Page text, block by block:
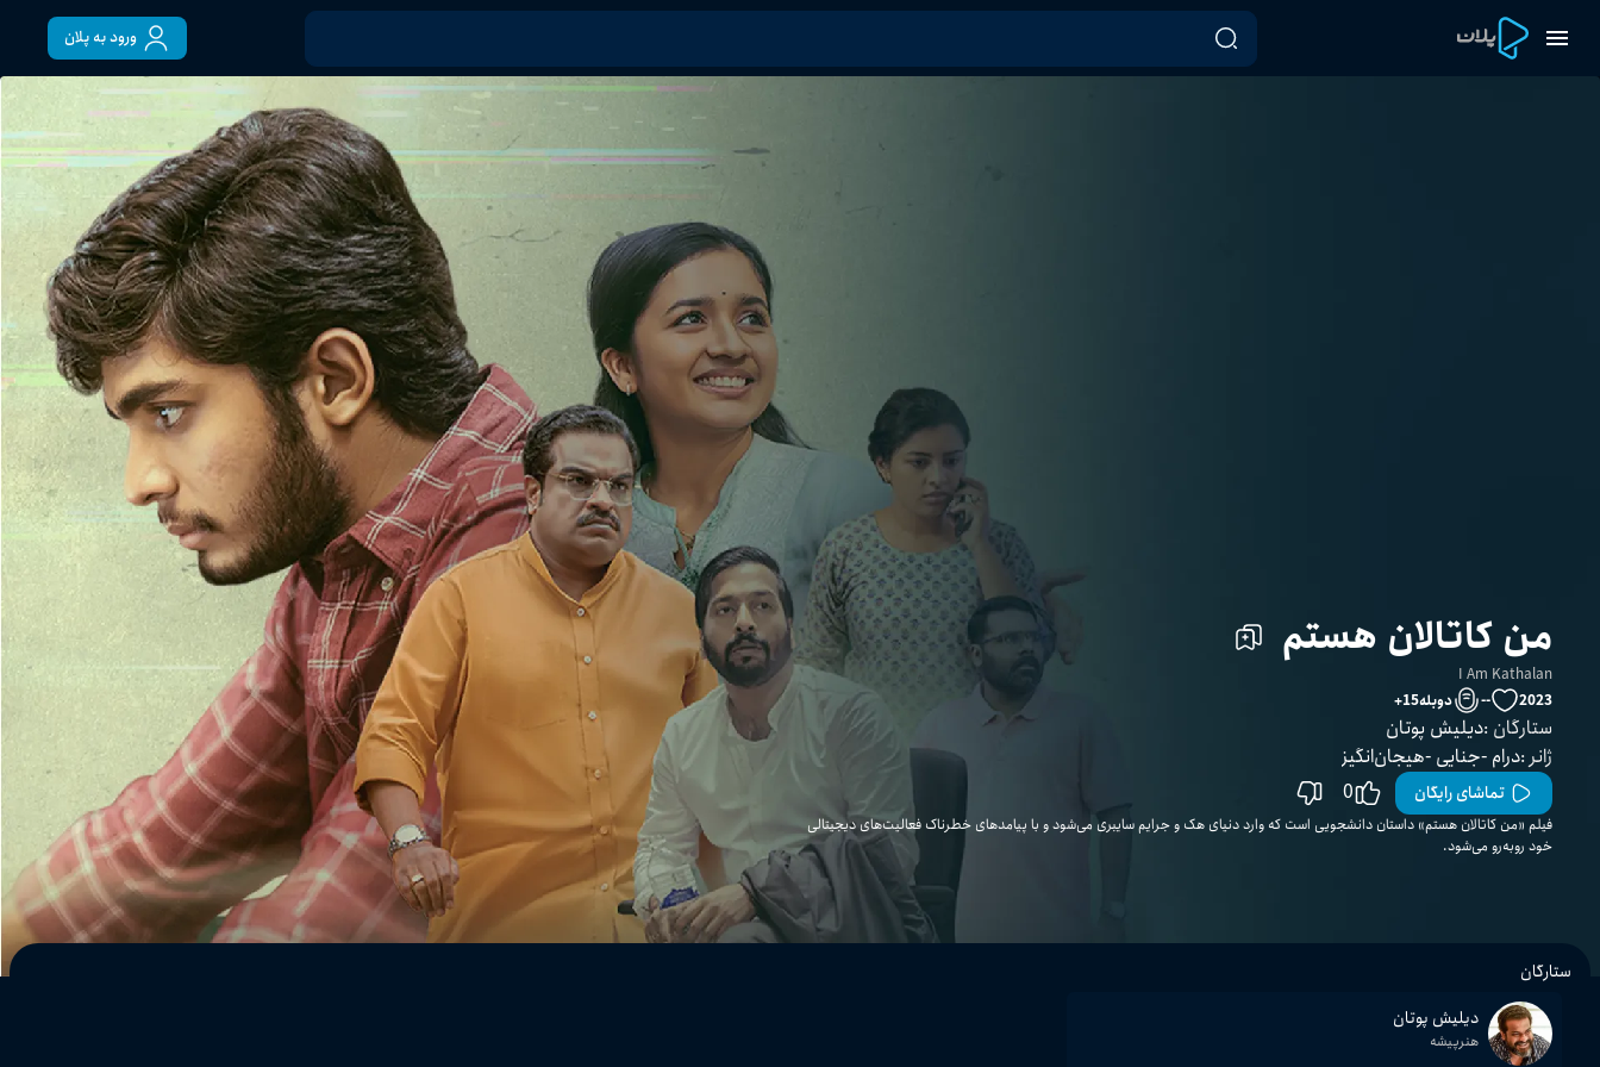
ورود به پلان
من کاتالان هستم
I Am Kathalan
2023
-- دوبله15
+
ستارگان :دیلیش پوتان
ژانر:درام جنایی هیجان‌انگیز
تماشای رایگان 0
فیلم «من کاتالان هستم» داستان دانشجویی است که وارد دنیای هک و جرایم سایبری می‌شود و با پیامدهای خطرناک فعالیت‌های دیجیتالی
خود روبه‌رو می‌شود.
ستارگان
دیلیش پوتان
هنرپیشه